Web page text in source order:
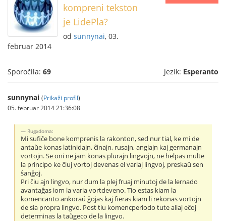
kompreni tekston
je LidePla?
od sunnynai, 03.
februar 2014
Sporočila: 69 Jezik: Esperanto
sunnynai (Prikaži profil)
05. februar 2014 21:36:08
Rugxdoma:
Mi sufiĉe bone komprenis la rakonton, sed nur tial, ke mi de
antaŭe konas latinidajn, ĉinajn, rusajn, anglajn kaj germanajn
vortojn. Se oni ne jam konas plurajn lingvojn, ne helpas multe
la principo ke ĉiuj vortoj devenas el variaj lingvoj, preskaŭ sen
ŝanĝoj.
Pri ĉiu ajn lingvo, nur dum la plej fruaj minutoj de la lernado
avantaĝas iom la varia vortdeveno. Tio estas kiam la
komencanto ankoraŭ ĝojas kaj fieras kiam li rekonas vortojn
de sia propra lingvo. Post tiu komencperiodo tute aliaj eĉoj
determinas la taŭgeco de la lingvo.